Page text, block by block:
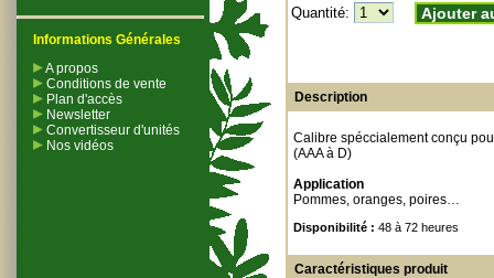
Informations Générales
A propos
Conditions de vente
Plan d'accès
Newsletter
Convertisseur d'unités
Nos vidéos
Quantité: Ajouter
Description
Calibre spéccialement conçu
(AAA à D)
Application
Pommes, oranges, poires…
Disponibilité : 48 à 72 heures
Caractéristiques produit